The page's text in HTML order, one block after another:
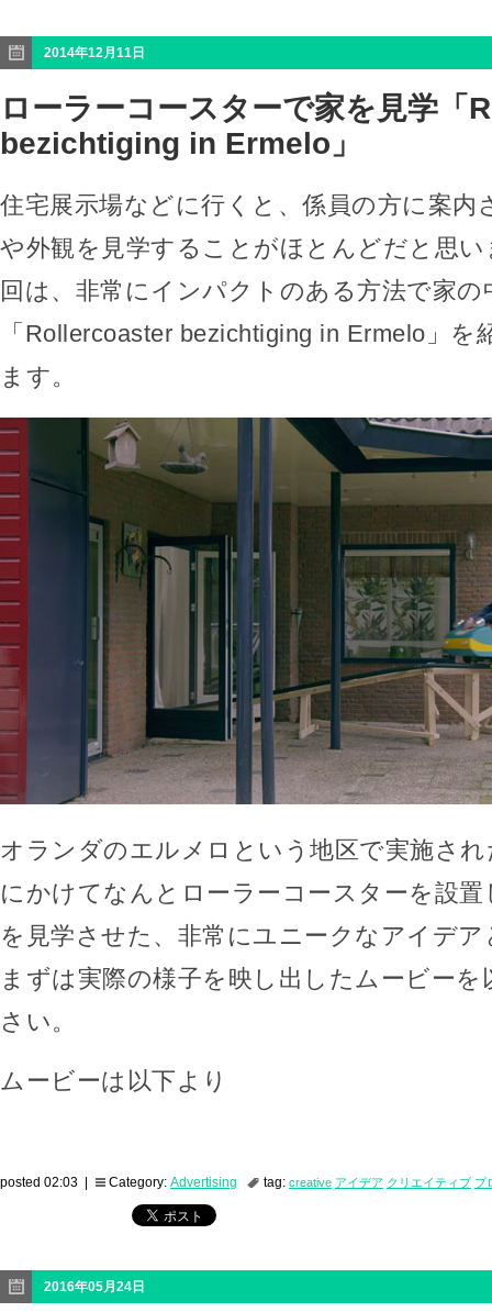
2014年12月11日
ローラーコースターで家を見学「
bezichtiging in Ermelo」
住宅展示場などに行くと、係員の方に案内
や外観を見学することがほとんどだと思
回は、非常にインパクトのある方法で家
「Rollercoaster bezichtiging in Ermelo」を
ます。
オランダのエルメロという地区で実施さ
にかけてなんとローラーコースターを設
を見学させた、非常にユニークなアイデ
まずは実際の様子を映し出したムービー
さい。
ムービーは以下より
posted 02:03 | Category: Advertising tag: creative アイデア クリエイティブ プ
2016年05月24日